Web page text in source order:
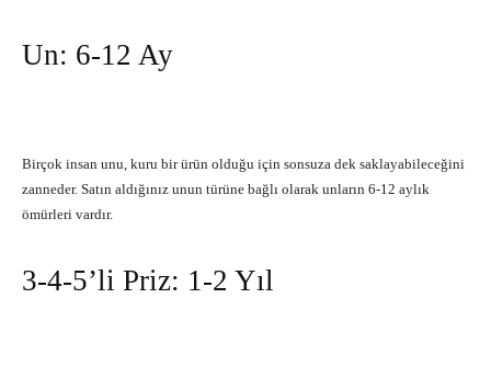
Un: 6-12 Ay
Birçok insan unu, kuru bir ürün olduğu için sonsuza dek saklayabileceğini
zanneder. Satın aldığınız unun türüne bağlı olarak unların 6-12 aylık
ömürleri vardır.
3-4-5’li Priz: 1-2 Yıl